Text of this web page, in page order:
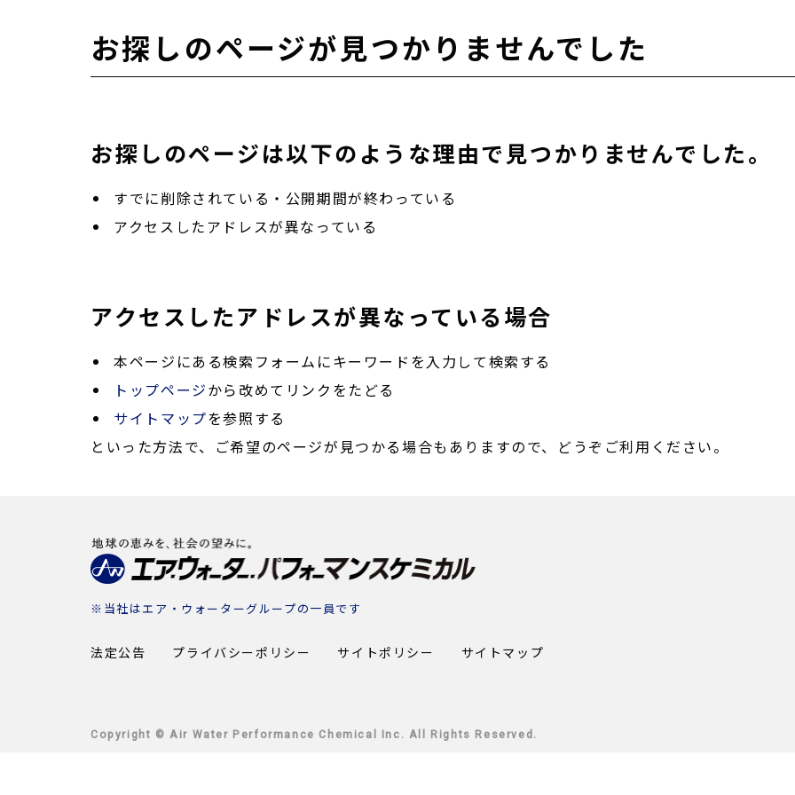
お探しのページが見つかりませんでした
お探しのページは以下のような理由で見つかりませんでした。
すでに削除されている・公開期間が終わっている
アクセスしたアドレスが異なっている
アクセスしたアドレスが異なっている場合
本ページにある検索フォームにキーワードを入力して検索する
トップページから改めてリンクをたどる
サイトマップを参照する
といった方法で、ご希望のページが見つかる場合もありますので、どうぞご利用ください。
※当社はエア・ウォーターグループの一員です
法定公告 プライバシーポリシー サイトポリシー サイトマップ
Copyright © Air Water Performance Chemical Inc. All Rights Reserved.